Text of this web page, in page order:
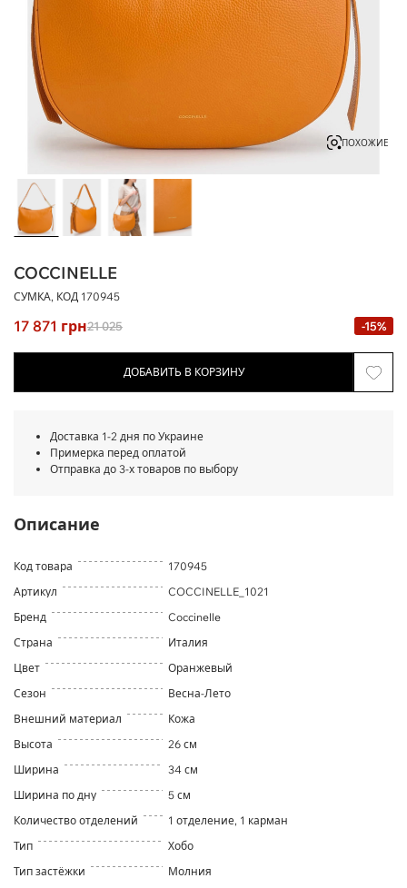
ПОХОЖИЕ
COCCINELLE
СУМКА, КОД 170945
17 871 грн21 025 -15%
ДОБАВИТЬ В КОРЗИНУ
Доставка 1-2 дня по Украине
Примерка перед оплатой
Отправка до 3-х товаров по выбору
Описание
Код товара
170945
Артикул
COCCINELLE_1021
Бренд
Coccinelle
Страна
Италия
Цвет
Оранжевый
Сезон
Весна-Лето
Внешний материал
Кожа
Высота
26 см
Ширина
34 см
Ширина по дну
5 см
Количество отделений
1 отделение, 1 карман
Тип
Хобо
Тип застёжки
Молния